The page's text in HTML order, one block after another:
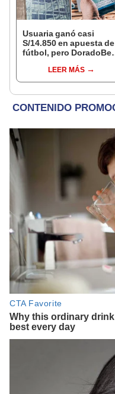
Usuaria ganó casi
S/14.850 en apuesta de
fútbol, pero DoradoBet
Indecopi multó a la
empresa con más de S/
LEER MÁS